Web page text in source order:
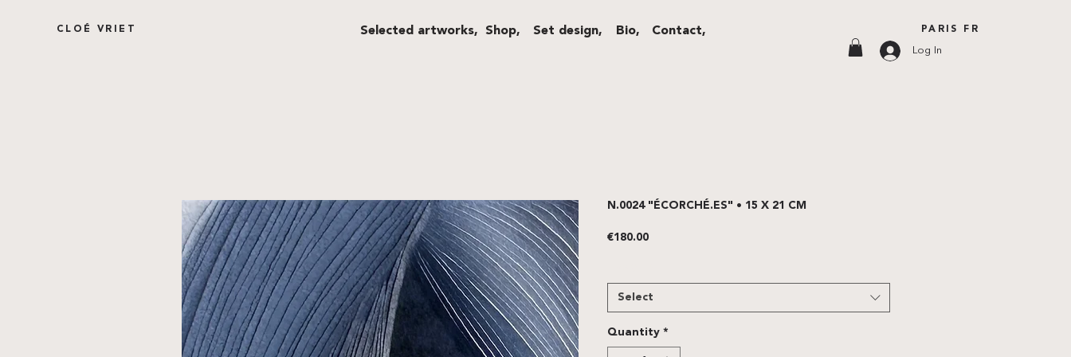
CLOÉ VRIET Contact,
Selected artworks, Shop, Set design, Bio, PARIS FR
Log In
N.0024 "ÉCORCHÉ.ES" • 15 X 21 CM
€180.00Price
Select
Quantity *